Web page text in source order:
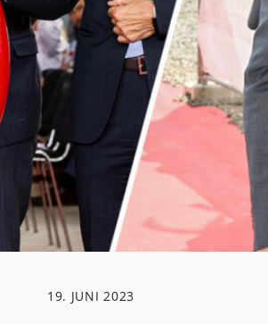
19. JUNI 2023